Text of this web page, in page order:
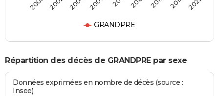
GRANDPRE
Répartition des décès de GRANDPRE par sexe
Données exprimées en nombre de décès (source :
Insee)